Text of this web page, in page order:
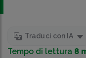
Traduci con IA
Tempo di lettura 8